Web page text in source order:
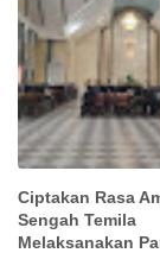
Ciptakan Rasa
Sengah Temila
Melaksanakan